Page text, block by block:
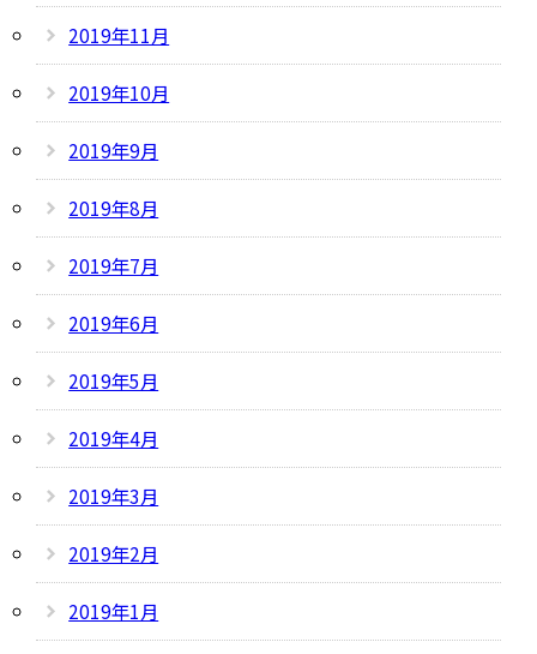
2019年11月
2019年10月
2019年9月
2019年8月
2019年7月
2019年6月
2019年5月
2019年4月
2019年3月
2019年2月
2019年1月